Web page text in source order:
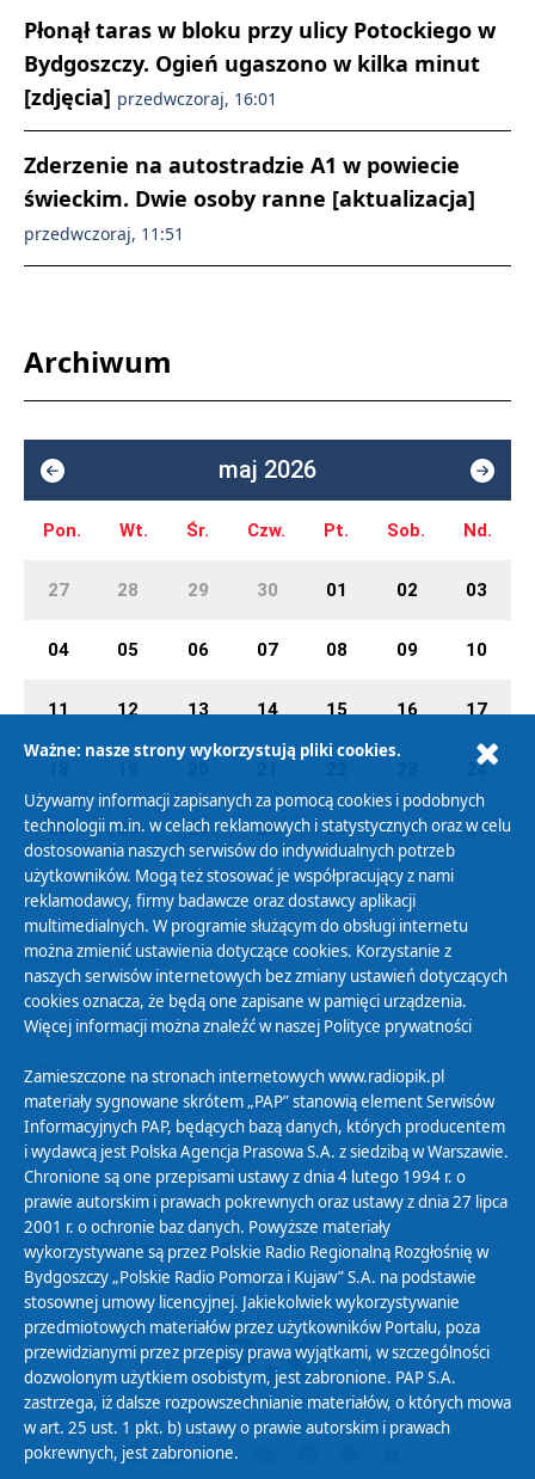
Płonął taras w bloku przy ulicy Potockiego w
Bydgoszczy. Ogień ugaszono w kilka minut
[zdjęcia] przedwczoraj, 16:01
Zderzenie na autostradzie A1 w powiecie
świeckim. Dwie osoby ranne [aktualizacja]
przedwczoraj, 11:51
Archiwum
maj 2026
Pon. Wt. Śr. Czw. Pt. Sob. Nd.
27 28 29 30 01 02 03
04 05 06 07 08 09 10
11 12 13 14 15 16 17
24
25 26 27 28 29 30 31
Polityka Prywatności
Zasady korzystania z Serwisu
Organizacje Pożytku Publicznego
Cyfryzacja DAB+
Polityka ochrony danych osobowych
Abonament
Zamówienia publiczne
Biuletyn Informacji Publicznej
Ważne: nasze strony wykorzystują pliki cookies.
Używamy informacji zapisanych za pomocą cookies i podobnych
technologii m.in. w celach reklamowych i statystycznych oraz w celu
dostosowania naszych serwisów do indywidualnych potrzeb
użytkowników. Mogą też stosować je współpracujący z nami
reklamodawcy, firmy badawcze oraz dostawcy aplikacji
multimedialnych. W programie służącym do obsługi internetu
można zmienić ustawienia dotyczące cookies. Korzystanie z
naszych serwisów internetowych bez zmiany ustawień dotyczących
cookies oznacza, że będą one zapisane w pamięci urządzenia.
Więcej informacji można znaleźć w naszej Polityce prywatności
Zamieszczone na stronach internetowych www.radiopik.pl
materiały sygnowane skrótem „PAP” stanowią element Serwisów
Informacyjnych PAP, będących bazą danych, których producentem
i wydawcą jest Polska Agencja Prasowa S.A. z siedzibą w Warszawie.
Chronione są one przepisami ustawy z dnia 4 lutego 1994 r. o
prawie autorskim i prawach pokrewnych oraz ustawy z dnia 27 lipca
2001 r. o ochronie baz danych. Powyższe materiały
wykorzystywane są przez Polskie Radio Regionalną Rozgłośnię w
Bydgoszczy „Polskie Radio Pomorza i Kujaw” S.A. na podstawie
stosownej umowy licencyjnej. Jakiekolwiek wykorzystywanie
przedmiotowych materiałów przez użytkowników Portalu, poza
przewidzianymi przez przepisy prawa wyjątkami, w szczególności
dozwolonym użytkiem osobistym, jest zabronione. PAP S.A.
zastrzega, iż dalsze rozpowszechnianie materiałów, o których mowa
w art. 25 ust. 1 pkt. b) ustawy o prawie autorskim i prawach
pokrewnych, jest zabronione.